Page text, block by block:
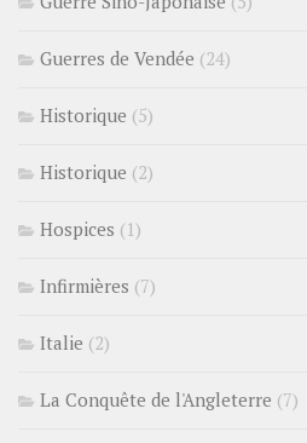
Guerres de Vendée (24)
Historique (5)
Historique (2)
Hospices (1)
Infirmières (7)
Italie (2)
La Conquête de l'Angleterre (7)